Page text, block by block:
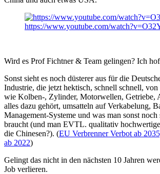
https://www.youtube.com/
Wird es Prof Fichtner & Team gelingen? Ich
Sonst sieht es noch düsterer aus für die
Industrie, die jetzt hektisch, schnell schnell, von
wie Kolben-, Zylinder, Motorwellen, Getriebe,
alles dazu gehört, umsatteln auf Verkabelung,
Management-Systeme und was man sonst
braucht (und man EVTL. qualitativ
die Chinesen?). (EU Verbrenner Verbot ab
ab 2022)
Gelingt das nicht in den nächsten 10 Jahren
Job verlieren.